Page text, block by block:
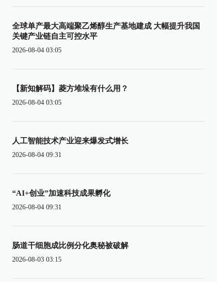
全球单产最大高端聚乙烯醇生产基地建成 大幅提升我国
关键产业链自主可控水平
2026-08-04 03:05
【新知解码】菱方堆垛有什么用？
2026-08-04 03:05
人工智能技术产业迎来爆发式增长
2026-08-04 09:31
“AI+创业”加速科技成果孵化
2026-08-04 09:31
肠道干细胞成比例分化奥秘被破解
2026-08-03 03:15